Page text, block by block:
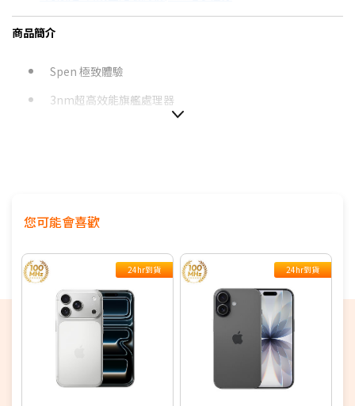
12期
24期
台灣大哥大Open Possible聯名卡滿額最高回饋25%
★舊機回收★限量加碼10%回饋
更多信用卡分期0利率滿額享回饋
三星Galaxy S25 Ultra開箱→點我看達人教你買
商品簡介
Spen 極致體驗
3nm超高效能旗艦處理器
120Hz 智慧動態調節畫面更新率
支援NRCA
支援100MHz全台最大5G黃金頻寬，釋放滿分5G體驗
您可能會喜歡
24hr到貨 24hr到貨